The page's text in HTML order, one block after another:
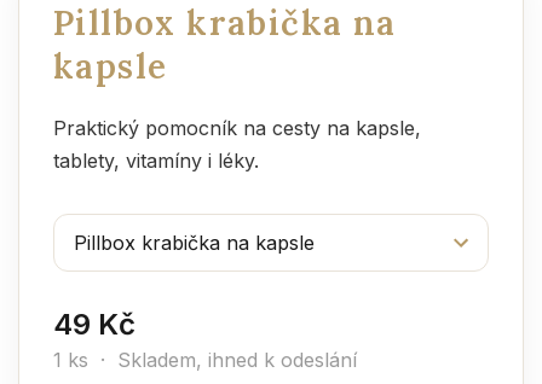
Pillbox krabička na
kapsle
Praktický pomocník na cesty na kapsle,
tablety, vitamíny i léky.
49 Kč
1 ks · Skladem, ihned k odeslání